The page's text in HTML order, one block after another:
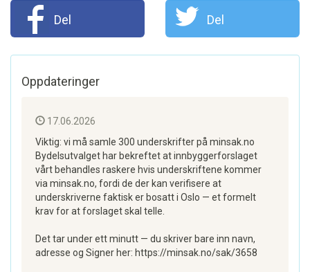
Del Del
Oppdateringer
17.06.2026
Viktig: vi må samle 300 underskrifter på minsak.no
Bydelsutvalget har bekreftet at innbyggerforslaget
vårt behandles raskere hvis underskriftene kommer
via minsak.no, fordi de der kan verifisere at
underskriverne faktisk er bosatt i Oslo — et formelt
krav for at forslaget skal telle.
Det tar under ett minutt — du skriver bare inn navn,
adresse og Signer her: https://minsak.no/sak/3658